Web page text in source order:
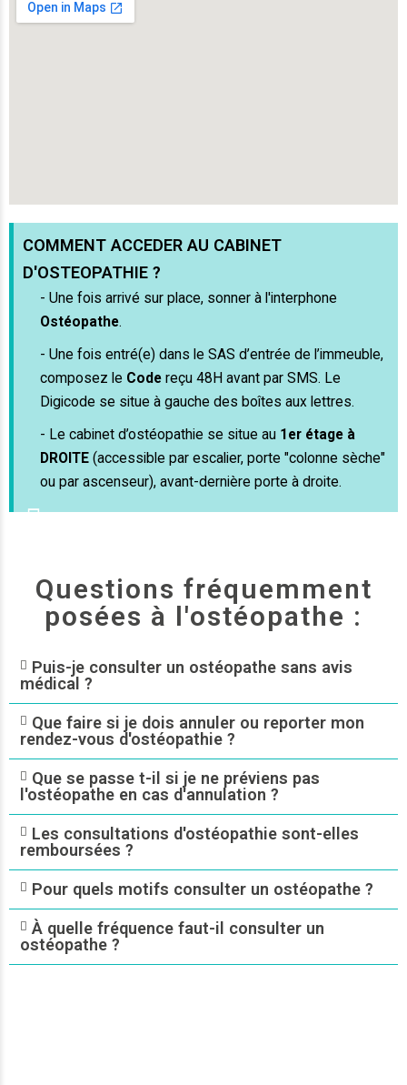
COMMENT ACCEDER AU CABINET
D'OSTEOPATHIE ?
- Une fois arrivé sur place, sonner à l'interphone
Ostéopathe.
- Une fois entré(e) dans le SAS d’entrée de l’immeuble,
composez le Codereçu 48H avant par SMS. Le
Digicode se situe à gauche des boîtes aux lettres.
- Le cabinet d’ostéopathie se situe au 1er étage à
DROITE(accessible par escalier, porte "colonne sèche"
ou par ascenseur), avant-dernière porte à droite.
Questions fréquemment
posées à l'ostéopathe :
Puis-je consulter un ostéopathe sans avis
médical ?
Que faire si je dois annuler ou reporter mon
rendez-vous d'ostéopathie ?
Que se passe t-il si je ne préviens pas
l'ostéopathe en cas d'annulation ?
Les consultations d'ostéopathie sont-elles
remboursées ?
Pour quels motifs consulter un ostéopathe ?
À quelle fréquence faut-il consulter un
ostéopathe ?